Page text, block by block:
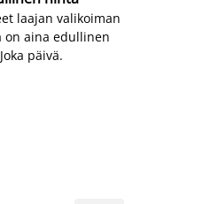
laajan valikoiman
aina edullinen
päivä.